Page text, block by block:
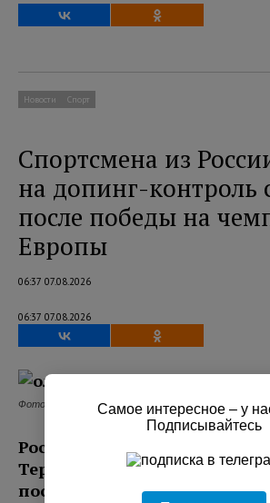
Новости Спорт
Спортсмена из
на допинг-контроль
после победы на
Европы
06:37 07.08.2026
06:37 07.08.2026
Фото: pxhere.com
Российского прыгуна в воду
Тернового вызвали на
после победы на
Самое интересное – у
Подписывайтесь